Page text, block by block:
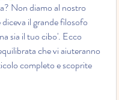
Non diamo al nostro
il grande filosofo
sia il tuo cibo'. Ecco
che vi aiuteranno
completo e scoprite